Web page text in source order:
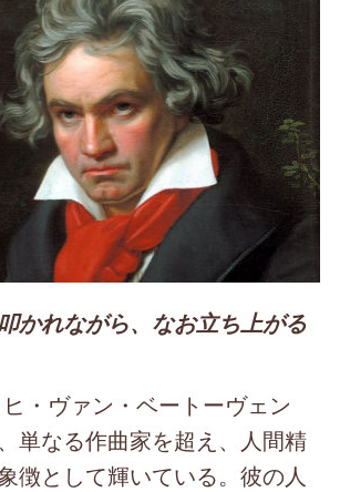
かれながら、なお立ち上がる
・ヴァン・ベートーヴェン
なる作曲家を超え、人間精
徴として輝いている。彼の人